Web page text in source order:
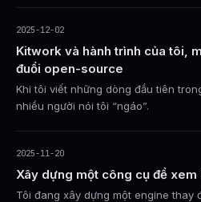
2025-12-02
Kitwork và hành trình của tôi,
đuổi open-source
Khi tôi viết những dòng đầu tiên
nhiều người nói tôi “ngáo”.
2025-11-20
Xây dựng một công cụ để
Tôi đang xây dựng một engine thay